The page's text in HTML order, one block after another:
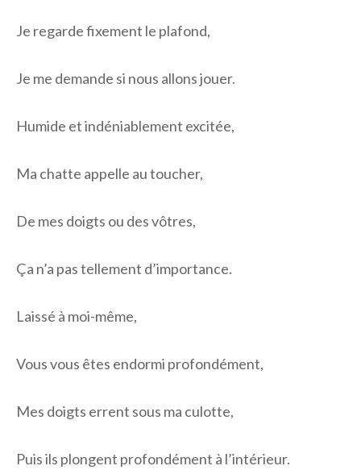
Je regarde fixement le plafond,
Je me demande si nous allons jouer.
Humide et indéniablement excitée,
Ma chatte appelle au toucher,
De mes doigts ou des vôtres,
Ça n’a pas tellement d’importance.
Laissé à moi-même,
Vous vous êtes endormi profondément,
Mes doigts errent sous ma culotte,
Puis ils plongent profondément à l’intérieur.